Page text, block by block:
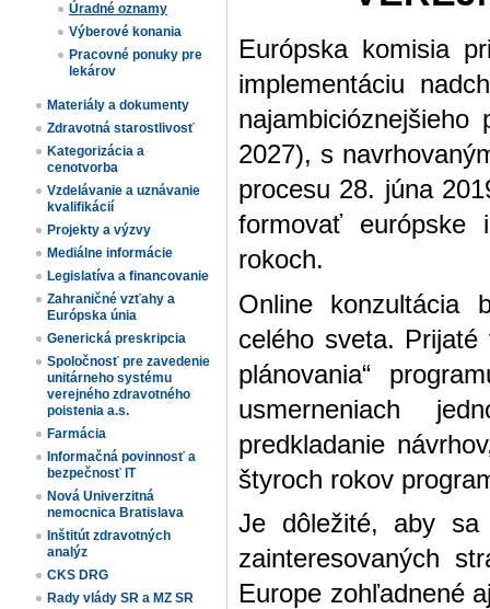
Úradné oznamy
Výberové konania
Pracovné ponuky pre
lekárov
Materiály a dokumenty
Zdravotná starostlivosť
Kategorizácia a
cenotvorba
Vzdelávanie a uznávanie
kvalifikácií
Projekty a výzvy
Mediálne informácie
Legislatíva a financovanie
Zahraničné vzťahy a
Európska únia
Generická preskripcia
Spoločnosť pre zavedenie
unitárneho systému
verejného zdravotného
poistenia a.s.
Farmácia
Informačná povinnosť a
bezpečnosť IT
Nová Univerzitná
nemocnica Bratislava
Inštitút zdravotných
analýz
CKS DRG
Rady vlády SR a MZ SR
Európska komisia
implementáciu
2027), s
procesu 28. júna
formovať európske
rokoch.
Online konzultácia
celého sveta. Prijaté
plánovania“
usmerneniach
predkladanie
štyroch rokov
Je dôležité, aby sa
zainteresovaných
Europe zohľadnené